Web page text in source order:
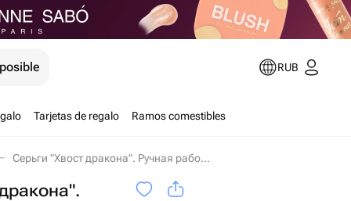
RUB
Tarjetas de regalo Ramos comestibles
Серьги "Хвост дракона". Ручная работа. Из бисера en San Petersburgo